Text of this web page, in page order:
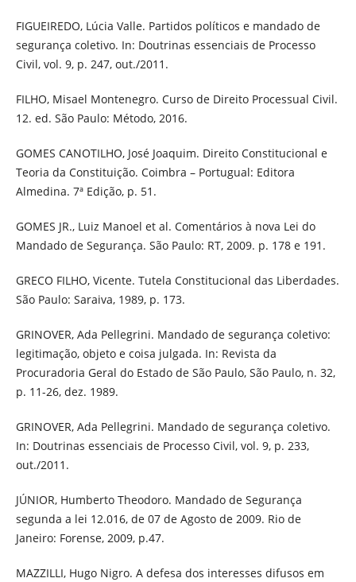
FIGUEIREDO, Lúcia Valle. Partidos políticos e mandado de
segurança coletivo. In: Doutrinas essenciais de Processo
Civil, vol. 9, p. 247, out./2011.
FILHO, Misael Montenegro. Curso de Direito Processual Civil.
12. ed. São Paulo: Método, 2016.
GOMES CANOTILHO, José Joaquim. Direito Constitucional e
Teoria da Constituição. Coimbra – Portugual: Editora
Almedina. 7ª Edição, p. 51.
GOMES JR., Luiz Manoel et al. Comentários à nova Lei do
Mandado de Segurança. São Paulo: RT, 2009. p. 178 e 191.
GRECO FILHO, Vicente. Tutela Constitucional das Liberdades.
São Paulo: Saraiva, 1989, p. 173.
GRINOVER, Ada Pellegrini. Mandado de segurança coletivo:
legitimação, objeto e coisa julgada. In: Revista da
Procuradoria Geral do Estado de São Paulo, São Paulo, n. 32,
p. 11-26, dez. 1989.
GRINOVER, Ada Pellegrini. Mandado de segurança coletivo.
In: Doutrinas essenciais de Processo Civil, vol. 9, p. 233,
out./2011.
JÚNIOR, Humberto Theodoro. Mandado de Segurança
segunda a lei 12.016, de 07 de Agosto de 2009. Rio de
Janeiro: Forense, 2009, p.47.
MAZZILLI, Hugo Nigro. A defesa dos interesses difusos em